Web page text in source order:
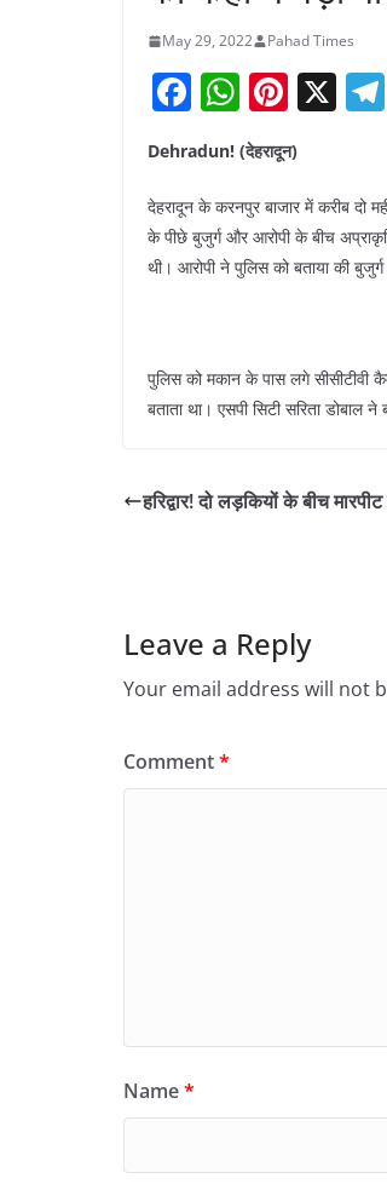
May 29, 2022 Pahad Times
F
a
c
e
b
o
k
W
h
at
s
A
p
Pi
er
e
st
X
Dehradun! (देहरादून)
देहरादून के करनपुर बाजार में करीब दो
के पीछे बुजुर्ग और आरोपी के बीच
थी। आरोपी ने पुलिस को बताया की
पुलिस को मकान के पास लगे सीसीटीवी
बताता था। एसपी सिटी सरिता डोबाल
हरिद्वार! दो लड़कियों के बीच
Leave a Reply
Your email address will not
Comment*
Name*